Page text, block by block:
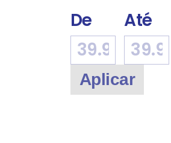
De
Até
Aplicar